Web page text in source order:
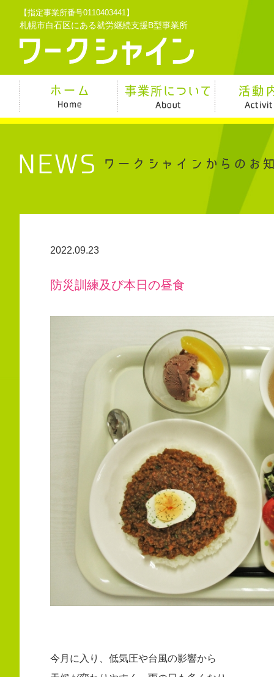
【指定事業所番号0110403441】
札幌市白石区にある就労継続支援B型事業所
2022.09.23
防災訓練及び本日の昼食
今月に入り、低気圧や台風の影響から